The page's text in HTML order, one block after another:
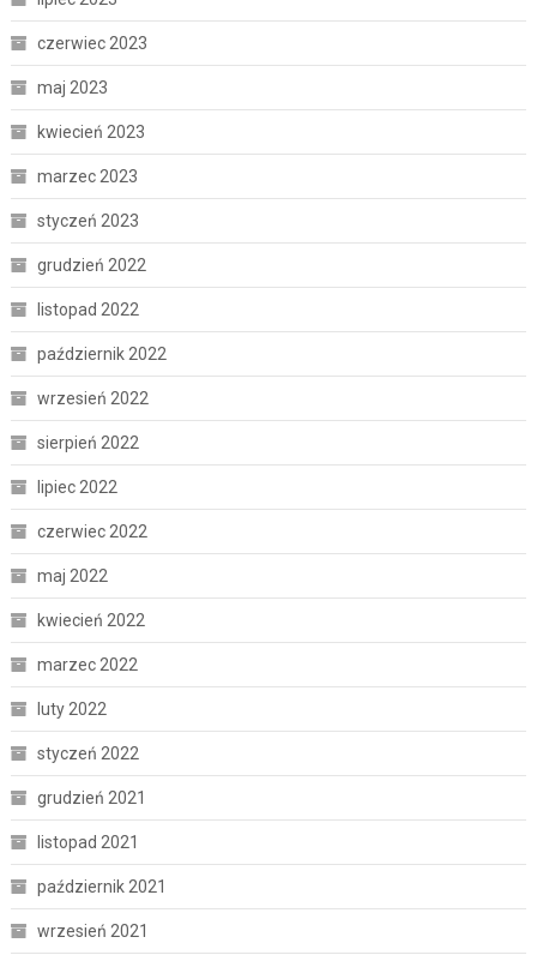
czerwiec 2023
maj 2023
kwiecień 2023
marzec 2023
styczeń 2023
grudzień 2022
listopad 2022
październik 2022
wrzesień 2022
sierpień 2022
lipiec 2022
czerwiec 2022
maj 2022
kwiecień 2022
marzec 2022
luty 2022
styczeń 2022
grudzień 2021
listopad 2021
październik 2021
wrzesień 2021